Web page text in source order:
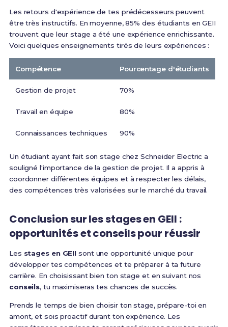
Les retours d'expérience de tes prédécesseurs peuvent
être très instructifs. En moyenne, 85% des étudiants en GEII
trouvent que leur stage a été une expérience enrichissante.
Voici quelques enseignements tirés de leurs expériences :
Compétence Pourcentage d'étudiants
Gestion de projet 70%
Travail en équipe 80%
Connaissances techniques 90%
Un étudiant ayant fait son stage chez Schneider Electric a
souligné l'importance de la gestion de projet. Il a appris à
coordonner différentes équipes et à respecter les délais,
des compétences très valorisées sur le marché du travail.
Conclusion sur les stages en GEII :
opportunités et conseils pour réussir
Les stages en GEII sont une opportunité unique pour
développer tes compétences et te préparer à ta future
carrière. En choisissant bien ton stage et en suivant nos
conseils, tu maximiseras tes chances de succès.
Prends le temps de bien choisir ton stage, prépare-toi en
amont, et sois proactif durant ton expérience. Les